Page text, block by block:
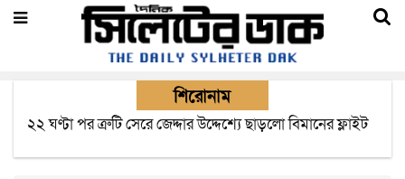
শিরোনাম
২২ ঘণ্টা পর ত্রুটি সেরে জেদ্দার উদ্দেশ্যে ছাড়লো বিমানের ফ্লাইট